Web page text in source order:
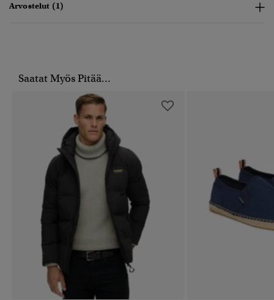
Arvostelut (1)
Saatat Myös Pitää...